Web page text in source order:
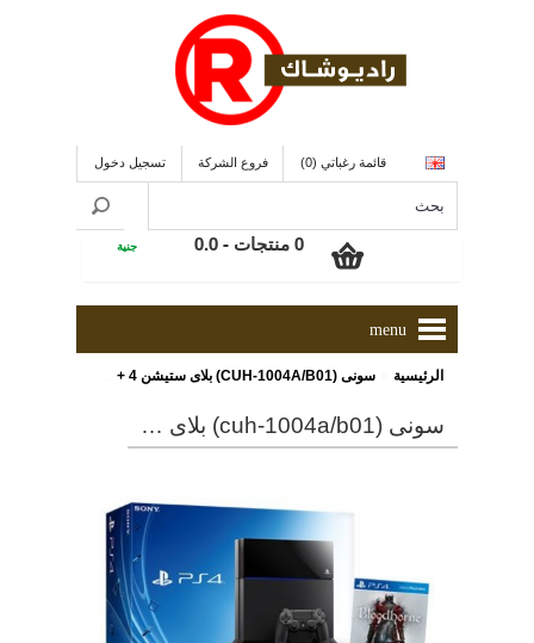
قائمة رغباتي (0) فروع الشركة تسجيل دخول
0 منتجات - 0.0 جنية
menu
الرئيسية سونى (CUH-1004A/B01) بلاى ستيشن 4 + لعبة BLOODBORNE مزود بهارد ديسك بمساحة 500 جيجا بايت
سونى (cuh-1004a/b01) بلاى ستيشن 4 + لعبة bloodborne مزود بهارد ديسك بمساحة 500 جيجا بايت